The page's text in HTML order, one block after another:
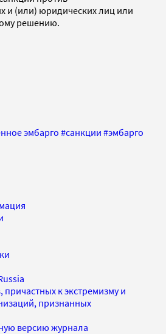
и (или) юридических лиц или
решению.
эмбарго #санкции #эмбарго
причастных к экстремизму и
признанных
версию журнала